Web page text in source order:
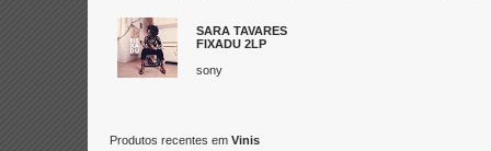
SARA TAVARES
FIXADU 2LP
sony
Produtos recentes em Vinis